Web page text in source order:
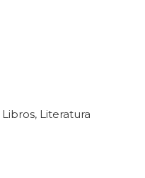
Libros, Literatura